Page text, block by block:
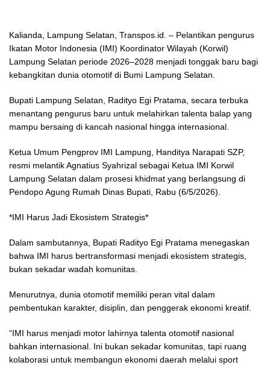
Kalianda, Lampung Selatan, Transpos.id. – Pelantikan pengurus
Ikatan Motor Indonesia (IMI) Koordinator Wilayah (Korwil)
Lampung Selatan periode 2026–2028 menjadi tonggak baru bagi
kebangkitan dunia otomotif di Bumi Lampung Selatan.
Bupati Lampung Selatan, Radityo Egi Pratama, secara terbuka
menantang pengurus baru untuk melahirkan talenta balap yang
mampu bersaing di kancah nasional hingga internasional.
Ketua Umum Pengprov IMI Lampung, Handitya Narapati SZP,
resmi melantik Agnatius Syahrizal sebagai Ketua IMI Korwil
Lampung Selatan dalam prosesi khidmat yang berlangsung di
Pendopo Agung Rumah Dinas Bupati, Rabu (6/5/2026).
*IMI Harus Jadi Ekosistem Strategis*
Dalam sambutannya, Bupati Radityo Egi Pratama menegaskan
bahwa IMI harus bertransformasi menjadi ekosistem strategis,
bukan sekadar wadah komunitas.
Menurutnya, dunia otomotif memiliki peran vital dalam
pembentukan karakter, disiplin, dan penggerak ekonomi kreatif.
“IMI harus menjadi motor lahirnya talenta otomotif nasional
bahkan internasional. Ini bukan sekadar komunitas, tapi ruang
kolaborasi untuk membangun ekonomi daerah melalui sport